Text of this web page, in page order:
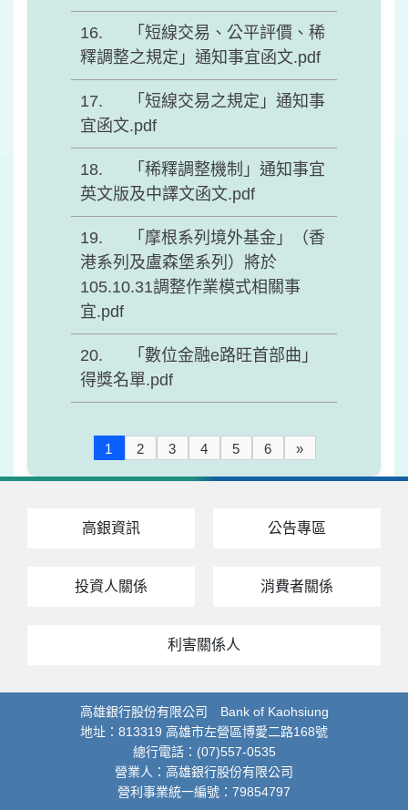
「短線交易、公平評價、稀
釋調整之規定」通知事宜函文.pdf
「短線交易之規定」通知事
宜函文.pdf
「稀釋調整機制」通知事宜
英文版及中譯文函文.pdf
「摩根系列境外基金」（香
港系列及盧森堡系列）將於
105.10.31調整作業模式相關事
宜.pdf
「數位金融e路旺首部曲」
得獎名單.pdf
1 2 3 4 5 6 »
高銀資訊 公告專區
投資人關係 消費者關係
利害關係人
高雄銀行股份有限公司 Bank of Kaohsiung
地址：813319 高雄市左營區博愛二路168號
總行電話：(07)557-0535
營業人：高雄銀行股份有限公司
營利事業統一編號：79854797